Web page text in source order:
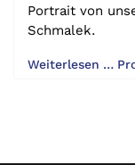
Portrait von
Schmalek.
Weiterlesen …